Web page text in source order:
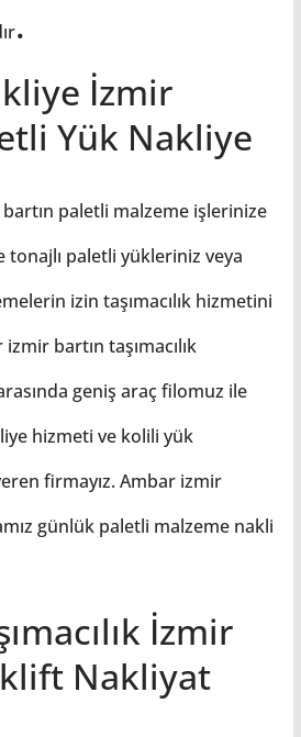
.
İzmir
Yük Nakliye
paletli malzeme işlerinize
tonajlı paletli yükleriniz veya
izin taşımacılık hizmetini
bartın taşımacılık
geniş araç filomuz ile
hizmeti ve kolili yük
firmayız. Ambar izmir
günlük paletli malzeme nakli
İzmir
Nakliyat